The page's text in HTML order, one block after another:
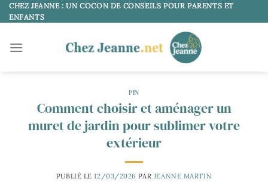
Passer
au
CHEZ JEANNE : UN COCON DE CONSEILS POUR PARENTS ET
ENFANTS
PIN
Comment choisir et aménager un
muret de jardin pour sublimer votre
extérieur
PUBLIÉ LE12/03/2026 PAR JEANNE MARTIN